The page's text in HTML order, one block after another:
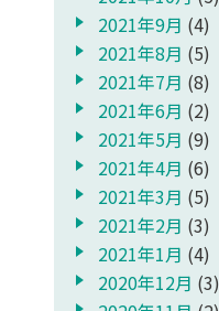
2021年9月 (4)
2021年8月 (5)
2021年7月 (8)
2021年6月 (2)
2021年5月 (9)
2021年4月 (6)
2021年3月 (5)
2021年2月 (3)
2021年1月 (4)
2020年12月 (3)